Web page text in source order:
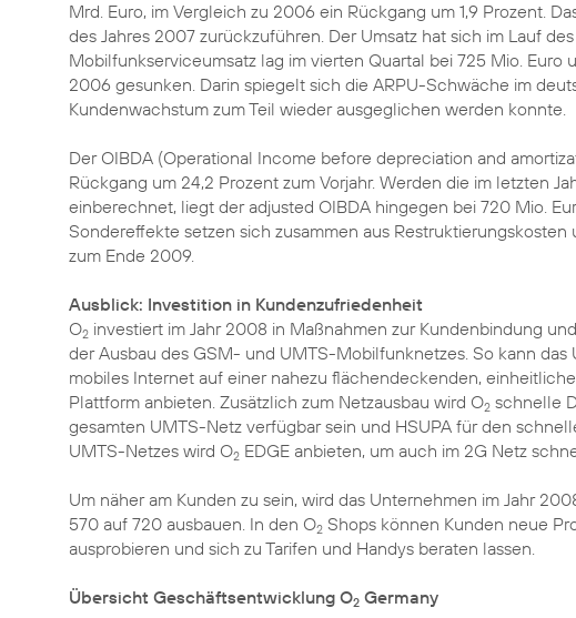
Mrd. Euro, im Vergleich zu 2006 ein Rückgang um 1,9 Prozent.
des Jahres 2007 zurückzuführen. Der Umsatz hat sich im Lauf
Mobilfunkserviceumsatz lag im vierten Quartal bei 725 Mio. Euro
2006 gesunken. Darin spiegelt sich die ARPU-Schwäche im
Kundenwachstum zum Teil wieder ausgeglichen werden konnte.
Der OIBDA (Operational Income before depreciation and
Rückgang um 24,2 Prozent zum Vorjahr. Werden die im letzten
einberechnet, liegt der adjusted OIBDA hingegen bei 720 Mio.
Sondereffekte setzen sich zusammen aus
zum Ende 2009.
Ausblick: Investition in Kundenzufriedenheit
O2 investiert im Jahr 2008 in Maßnahmen zur Kundenbindung
der Ausbau des GSM- und UMTS-Mobilfunknetzes. So kann
mobiles Internet auf einer nahezu flächendeckenden,
Plattform anbieten. Zusätzlich zum Netzausbau wird O2 schnelle
gesamten UMTS-Netz verfügbar sein und HSUPA für den
UMTS-Netzes wird O2 EDGE anbieten, um auch im 2G Netz
Um näher am Kunden zu sein, wird das Unternehmen im Jahr
570 auf 720 ausbauen. In den O2 Shops können Kunden neue
ausprobieren und sich zu Tarifen und Handys beraten lassen.
Übersicht Geschäftsentwicklung O2 Germany